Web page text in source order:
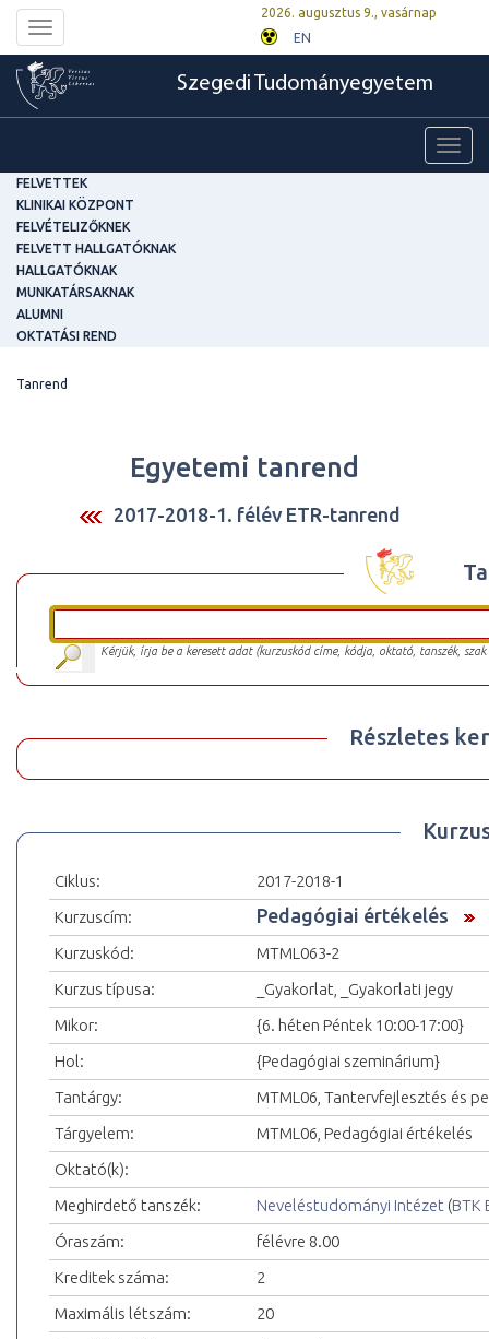
Toggle
navigation
2026. augusztus 9., vasárnap
EN
Szegedi Tudományegyetem
FELVETTEK
KLINIKAI KÖZPONT
FELVÉTELIZŐKNEK
FELVETT HALLGATÓKNAK
HALLGATÓKNAK
MUNKATÁRSAKNAK
ALUMNI
OKTATÁSI REND
Tanrend
Egyetemi tanrend
2017-2018-1. félév ETR-tanrend
Kérjük, írja be a keresett adat (kurzuskód címe, kódja, oktató, tanszék,
Részletes
Ciklus:
2017-2018-1
Kurzuscím:
Pedagógiai értékelés
Kurzuskód:
MTML063-2
Kurzus típusa:
_Gyakorlat, _Gyakorlati jegy
Mikor:
{6. héten Péntek 10:00-17:00}
Hol:
{Pedagógiai szeminárium}
Tantárgy:
MTML06, Tantervfejlesztés és
Tárgyelem:
MTML06, Pedagógiai értékelés
Oktató(k):
Meghirdető tanszék:
Neveléstudományi Intézet (BTK
Óraszám:
félévre 8.00
Kreditek száma:
2
Maximális létszám:
20